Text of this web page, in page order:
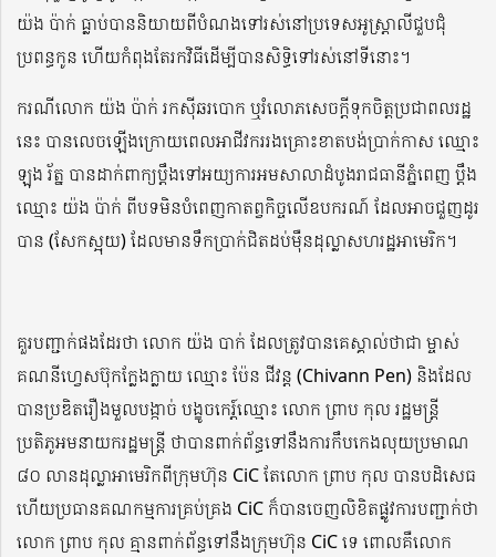
យ៉ង ប៉ាក់ ធ្លាប់បាននិយាយពីបំណងទៅរស់នៅប្រទេសអូស្ត្រាលីជួបជុំ
ប្រពន្ធកូន ហើយកំពុងតែរកវិធីដើម្បីបានសិទ្ធិទៅរស់នៅទីនោះ។
ករណីលោក យ៉ង ប៉ាក់ រកស៊ីឆរបោក ឬរំលោភសេចក្តីទុកចិត្តប្រជាពលរដ្ឋ
នេះ បានលេចឡើងក្រោយពេលអាជីវកររងគ្រោះខាតបង់ប្រាក់កាស ឈ្មោះ
ឡុង រ័ត្ន បានដាក់ពាក្យប្តឹងទៅអយ្យការអមសាលាដំបូងរាជធានីភ្នំពេញ ប្តឹង
ឈ្មោះ យ៉ង ប៉ាក់ ពីបទមិនបំពេញកាតព្វកិច្ចលើឧបករណ៍ ដែលអាចជួញដូរ
បាន (សែកស្អុយ) ដែលមានទឹកប្រាក់ជិតដប់ម៉ឺនដុល្លាសហរដ្ឋអាមេរិក។
គួរបញ្ជាក់ផងដែរថា លោក យ៉ង បាក់ ដែលត្រូវបានគេស្គាល់ថាជា ម្ចាស់
គណនីហ្វេសប៊ុកក្លែងក្លាយ ឈ្មោះ ប៉ែន ជីវន្ត (Chivann Pen) និងដែល
បានប្រឌិតរឿងមួលបង្កាច់ បង្ខូចកេរ្ត៍ឈ្មោះ លោក ព្រាប កុល រដ្ឋមន្ត្រី
ប្រតិភូអមនាយករដ្ឋមន្ត្រី ថាបានពាក់ព័ន្ធទៅនឹងការកឹបកេងលុយប្រមាណ
៨០ លានដុល្លាអាមេរិកពីក្រុមហ៊ុន CiC តែលោក ព្រាប កុល បានបដិសេធ
ហើយប្រធានគណកម្មការគ្រប់គ្រង CiC ក៏បានចេញលិខិតផ្លូវការបញ្ជាក់ថា
លោក ព្រាប កុល គ្មានពាក់ព័ន្ធទៅនឹងក្រុមហ៊ុន CiC ទេ ពោលគឺលោក